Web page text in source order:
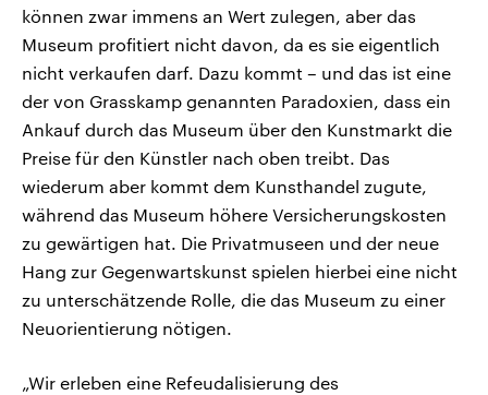
können zwar immens an Wert zulegen, aber das
Museum profitiert nicht davon, da es sie eigentlich
nicht verkaufen darf. Dazu kommt – und das ist eine
der von Grasskamp genannten Paradoxien, dass ein
Ankauf durch das Museum über den Kunstmarkt die
Preise für den Künstler nach oben treibt. Das
wiederum aber kommt dem Kunsthandel zugute,
während das Museum höhere Versicherungskosten
zu gewärtigen hat. Die Privatmuseen und der neue
Hang zur Gegenwartskunst spielen hierbei eine nicht
zu unterschätzende Rolle, die das Museum zu einer
Neuorientierung nötigen.
„Wir erleben eine Refeudalisierung des